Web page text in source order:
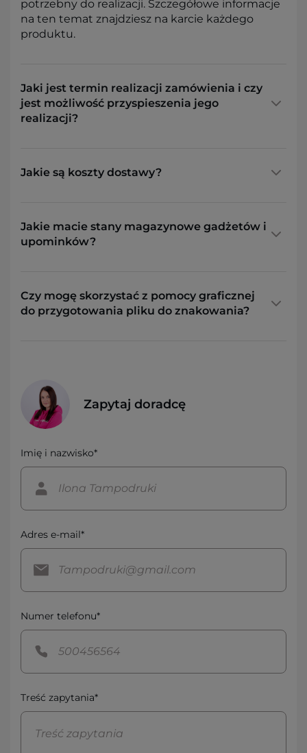
potrzebny do realizacji. Szczegółowe informacje
na ten temat znajdziesz na karcie każdego
produktu.
Jaki jest termin realizacji zamówienia i czy
jest możliwość przyspieszenia jego
realizacji?
Jakie są koszty dostawy?
Jakie macie stany magazynowe gadżetów i
upominków?
Czy mogę skorzystać z pomocy graficznej
do przygotowania pliku do znakowania?
Zapytaj doradcę
Imię i nazwisko*
Adres e-mail*
Numer telefonu*
Treść zapytania*